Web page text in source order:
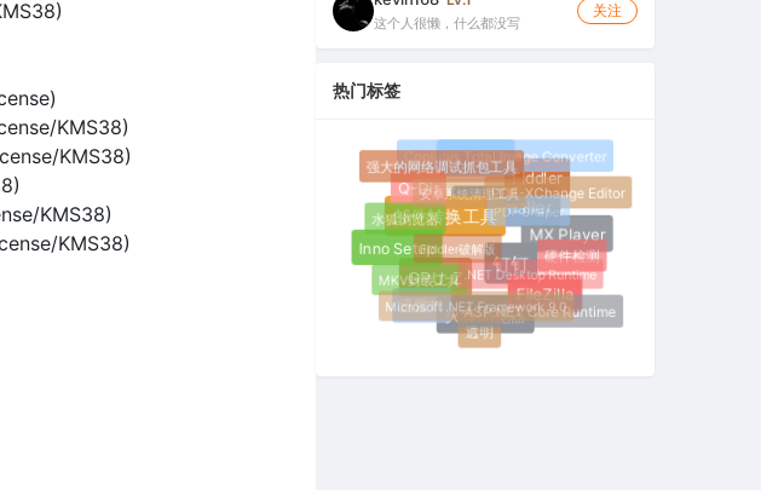
KMS38)
KMS38)
KMS38)
KMS38)
这个人很懒，什么都没写
关注
热门标签
钉钉
Pic Smaller
邮件转换工具
GPU-Z
火狐浏览器
FileZilla
MX Player
Fiddler
威力导演
Q-Dir
Inno Setup
迅雷11
透明
ASP.NET Core Runtime
硬件检测
PDF-XChange Editor
Coolutils Total Image Converter
强大的网络调试抓包工具
水狐浏览器
MKV封装工具
Microsoft .NET Framework 9.0
.NET Desktop Runtime
PDF Shaper
安卓系统清理工具
Fiddler破解版